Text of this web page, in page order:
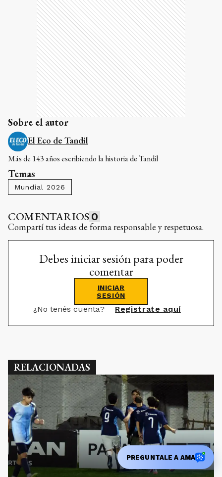
Sobre el autor
El Eco de Tandil
Más de 143 años escribiendo la historia de Tandil
Temas
Mundial 2026
COMENTARIOS 0
Compartí tus ideas de forma responsable y respetuosa.
Debes iniciar sesión para poder
comentar
INICIAR
SESIÓN
¿No tenés cuenta? Registrate aquí
RELACIONADAS
PREGUNTALE A AMA